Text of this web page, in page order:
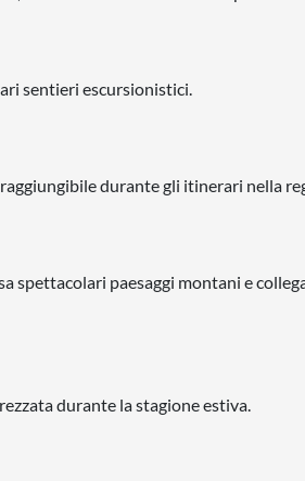
sentieri escursionistici.
durante gli itinerari nella
spettacolari paesaggi montani e
durante la stagione estiva.